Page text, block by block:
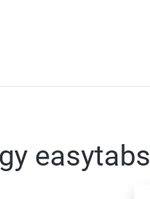
easytabs